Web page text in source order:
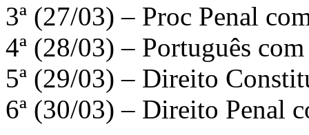
3ª (27/03) – Proc Penal
4ª (28/03) – Português
5ª (29/03) – Direito
6ª (30/03) – Direito Penal